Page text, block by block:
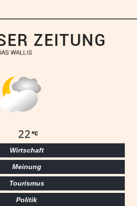
22
Wirtschaft
Meinung
Tourismus
Politik